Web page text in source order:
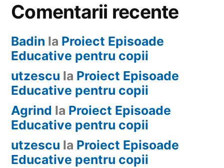
Comentarii recente
Badin la Proiect Episoade
Educative pentru copii
utzescu la Proiect Episoade
Educative pentru copii
Agrind la Proiect Episoade
Educative pentru copii
utzescu la Proiect Episoade
Educative pentru copii